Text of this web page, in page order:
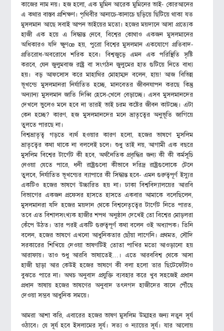
কাজের নাম নয়। হজ হলো, এক মুমিন আরেক মুমিনের ভাই- কোরআনের
এ কথার বাস্তব প্রশিক্ষণ। পৃথিবীর আনাচে-কানাচে ছড়িয়ে ছিটিয়ে থাকা যত
মুসলমান আছে সবাই আপন ভাইয়ের মতো। হজের ময়দানে আসা প্রত্যেক
হাজী এক হয়ে এ সিদ্ধান্ত নেবে, বিশ্বের কোথাও একজন মুসলমানের
অধিকারও যদি ক্ষুণœ হয়, পুরো বিশ্বের মুসলমান একযোগে প্রতিবাদ-
প্রতিরোধ-অবরোধে শরিক হবে। বিশ্বজুড়ে এমন এক পরিস্থিতি সৃষ্টি
করবে, যেন জুলুমবাজ রাষ্ট্র বা সংগঠন জুলুমের হাত গুটিয়ে নিতে বাধ্য
হয়। বড় আফসোস করে মাহাথির মোহাম্মদ বলেন, হায়! আজ বিভিন্ন
ভূখন্ডে মুসলমানরা নির্যাতিত হচ্ছে, মানবেতর জীবনযাপন করছে কিন্তু
অন্যান্য মুসলমান জাতি দিব্বি হেসে-খেলে বেড়াচ্ছে। এসব মুসলমানদের
দেখলে ভুলেও মনে হবে না তারই ভাই চরম কষ্টের জীবন কাটচ্ছে। এটা
কেন হচ্ছে? কারণ, হজ মুসলমানদের মনে ভ্রাতৃত্বের অনুভূতি জাগিয়ে
তুলতে পারছে না।
বিশ্বভ্রাতৃত্ব গড়তে ব্যর্থ হওয়ার কারণ হলো, হজের ভাষণে মুসলিম
ভ্রাতৃত্বের কথা থাকে না বললেই চলে। শুধু তাই নয়, আগামী এক বছরে
মুসলিম বিশ্বের টার্গেট কী হবে, অর্থনৈতিক প্রবৃদ্ধির জন্য কী কী কর্মসূচি
নেওয়া যেতে পারে, ধনী রাষ্ট্রগুলো কীভাবে দরিদ্র রাষ্ট্রগুলোকে টেনে
তুলবে, নির্যাতিত ভূখন্ডের ব্যাপারে কী সিদ্ধান্ত হবে- এমন গুরুত্বপূর্ণ ইস্যুর
একটিও হজের ভাষণে উচ্চারিত হয় না। ঢাকা বিশ্ববিদ্যালয়ের আরবি
বিভাগের একজন প্রফেসর হাসতে হাসতে একবার আমাকে বলেছিলেন,
মুসলমানরা যদি হজের ময়দান থেকে বিশ্বনেতৃত্বের টার্গেট নিতে পারত,
তবে এত বিশালসংখ্যক হাজীর শপথ অনুষ্ঠান দেখেই তো বিশ্বের মোড়লরা
কেঁপে উঠত। তার পরই একটি গুরুত্বপূর্ণ কথা বলেন ওই অধ্যাপক। তিনি
বলেন, হজের ভাষণে এখনো আধুনিকতার ছোঁয়া লাগেনি। প্রথমত, সৌদি
সরকারের শিখিয়ে দেওয়া ভাষণটিই তোতা পাখির মতো আওড়ানো হয়
আরাফায়। তাও শুধু আরবি ভাষাতেই…। এতে আরববিশ্ব থেকে আসা
হাজী ছাড়া আর কেউই হজের ভাষণে কী বলা হলো তার ছিটেফোঁটাও
বুঝতে পারে না। অথচ অনুবাদ প্রযুক্তি ব্যবহার করে খুব সহজেই প্রধান
প্রধান ভাষায় হজের ভাষণের অনুবাদ তৎনগদ হাজীদের কানে পৌঁছে
দেওয়া সম্ভব আধুনিক সময়ে।
আমরা আশা করি, এবারের হজের ভাষণ মুসলিম উম্মাহর জন্য নতুন সূর্য
ওঠাবে। যে সূর্য হবে ইসলামের সূর্য। সত্য ও ন্যায়ের সূর্য। যার আলোয়